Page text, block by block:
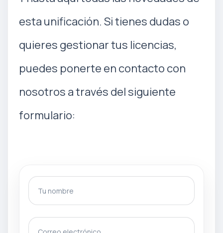
esta unificación. Si tienes dudas o
quieres gestionar tus licencias,
puedes ponerte en contacto con
nosotros a través del siguiente
formulario:
Tu nombre
Correo electrónico